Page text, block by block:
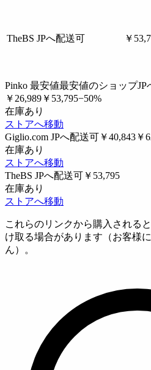
TheBS JPへ配送可 ￥
Pinko 最安値最安値のショップJP
￥26,989 ￥53,795−50%
在庫あり
ストアへ移動
Giglio.com JPへ配送可 ￥40,843 ￥
在庫あり
ストアへ移動
TheBS JPへ配送可 ￥53,795
在庫あり
ストアへ移動
これらのリンクから購入される
け取る場合があります（お客様
ん）。